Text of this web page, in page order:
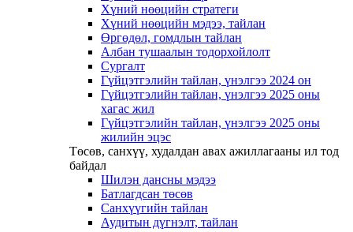
Хүний нөөцийн стратеги
Хүний нөөцийн мэдээ, тайлан
Өргөдөл, гомдлын тайлан
Албан тушаалын тодорхойлолт
Сургалт
Гүйцэтгэлийн тайлан, үнэлгээ 2024 он
Гүйцэтгэлийн тайлан, үнэлгээ 2025 оны
хагас жил
Гүйцэтгэлийн тайлан, үнэлгээ 2025 оны
жилийн эцэс
Төсөв, санхүү, худалдан авах ажиллагааны ил тод
байдал
Шилэн дансны мэдээ
Батлагдсан төсөв
Санхүүгийн тайлан
Аудитын дүгнэлт, тайлан